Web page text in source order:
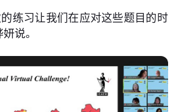
练习让我们在应对这些题目的时
说。